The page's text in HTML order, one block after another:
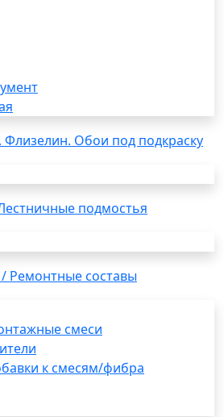
Флизелин. Обои под подкраску
подмостья
Ремонтные составы
смеси
к смесям/фибра